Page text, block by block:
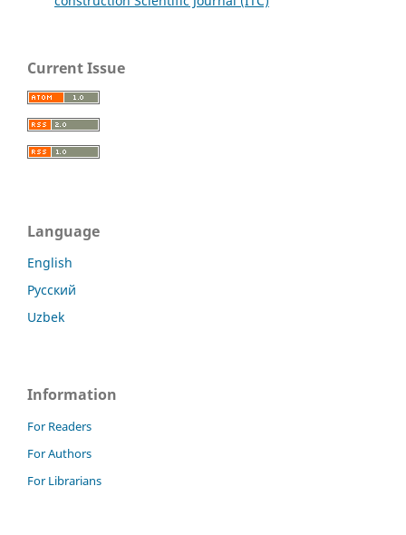
Current Issue
Language
English
Русский
Uzbek
Information
For Readers
For Authors
For Librarians